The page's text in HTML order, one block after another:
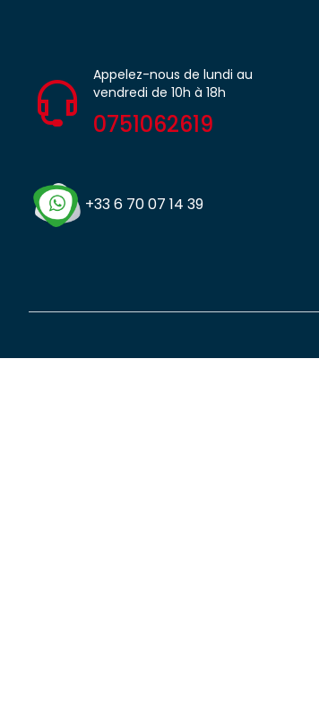
Appelez-nous de lundi au
vendredi de 10h à 18h
0751062619
+33 6 70 07 14 39